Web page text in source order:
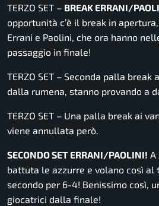
TERZO SET – BREAK ERRANI/
opportunità c’è il break in
Errani e Paolini, che ora hanno
passaggio in finale!
TERZO SET – Seconda palla break
dalla rumena, stanno provando a
TERZO SET – Una palla break ai
viene annullata però.
SECONDO SET ERRANI/PAOLINI! A
battuta le azzurre e volano così al
secondo per 6-4! Benissimo così,
giocatrici dalla finale!